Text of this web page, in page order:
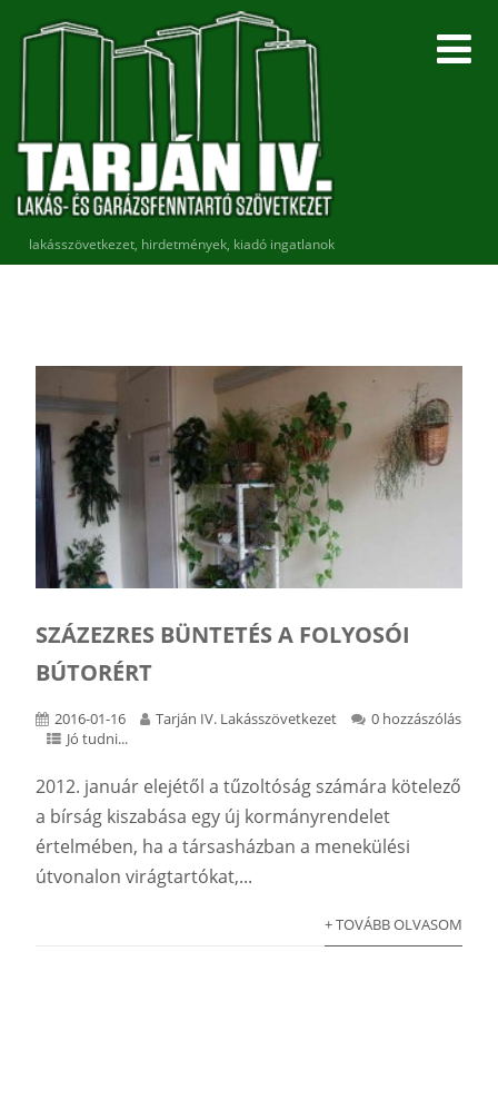
lakásszövetkezet, hirdetmények, kiadó ingatlanok
SZÁZEZRES BÜNTETÉS A FOLYOSÓI
BÚTORÉRT
2016-01-16 Tarján IV. Lakásszövetkezet
0 hozzászólás
Jó tudni...
2012. január elejétől a tűzoltóság számára kötelező
a bírság kiszabása egy új kormányrendelet
értelmében, ha a társasházban a menekülési
útvonalon virágtartókat,...
+ TOVÁBB OLVASOM